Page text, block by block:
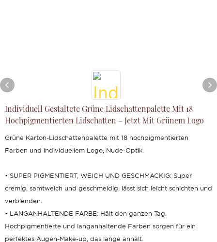
Individuell Gestaltete Grüne Lidschattenpalette Mit 18
Hochpigmentierten Lidschatten – Jetzt Mit Grünem Logo
Grüne Karton-Lidschattenpalette mit 18 hochpigmentierten
Farben und individuellem Logo, Nude-Optik.
• SUPER PIGMENTIERT, WEICH UND GESCHMACKIG: Super
cremig, samtweich und geschmeidig, lässt sich leicht schichten und
verblenden.
• LANGANHALTENDE FARBE: Hält den ganzen Tag.
Hochpigmentierte und langanhaltende Farben sorgen für ein
perfektes Augen-Make-up, das lange anhält.